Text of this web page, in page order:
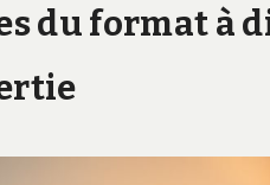
du format à